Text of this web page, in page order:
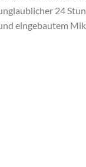
24
eingebautem